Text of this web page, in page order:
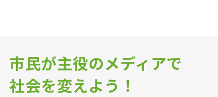
市民が主役のメディアで
社会を変えよう！